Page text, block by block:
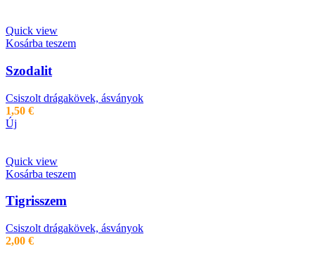
Quick view
Kosárba teszem
Szodalit
Csiszolt drágakövek, ásványok
1,50 €
Új
Quick view
Kosárba teszem
Tigrisszem
Csiszolt drágakövek, ásványok
2,00 €